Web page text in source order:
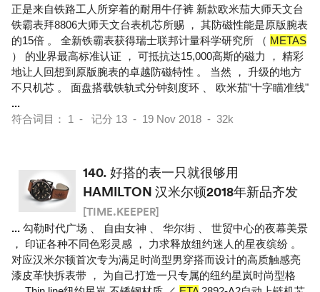
正是来自铁路工人所穿着的耐用牛仔裤 新款欧米茄大师天文台
铁霸表拜8806大师天文台表机芯所赐 ， 其防磁性能是原版腕表
的15倍 。 全新铁霸表获得瑞士联邦计量科学研究所 （ METAS
） 的业界最高标准认证 ， 可抵抗达15,000高斯的磁力 ， 精彩
地让人回想到原版腕表的卓越防磁特性 。 当然 ， 升级的地方
不只机芯 。 面盘搭载铁轨式分钟刻度环 、 欧米茄"十字瞄准线"
...
符合词目： 1 - 记分 13 - 19 Nov 2018 - 32k
140. 好搭的表一只就很够用
HAMILTON 汉米尔顿2018年新品齐发
[TIME.KEEPER]
... 勾勒时代广场 、 自由女神 、 华尔街 、 世贸中心的夜幕美景
， 印证各种不同色彩灵感 ， 力求释放纽约迷人的星夜缤纷 。
对应汉米尔顿首次专为满足时尚型男穿搭而设计的高质触感亮
漆皮革快拆表带 ， 为自己打造一只专属的纽约星岚时尚型格